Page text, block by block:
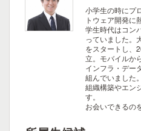
小学生の時にプ
トウェア開発に
学生時代はコン
っていました。
をスタートし、
立。モバイルか
インフラ・デー
組んでいました
組織構築やエン
す。
お会いできるの